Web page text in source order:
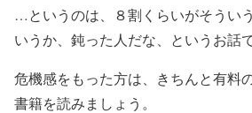
…というのは、８割くらいがそうい
いうか、鈍った人だな、というお話で
危機感をもった方は、きちんと有料
書籍を読みましょう。